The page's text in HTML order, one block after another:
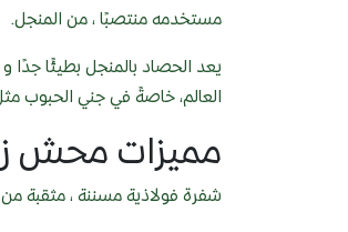
مستخدمه منتصبًا ، من المنجل.
يعد الحصاد بالمنجل بطيئًا
العالم، خاصةً في جني الحبوب
مميزات محش
شفرة فولاذية مسننة ، مثقبة